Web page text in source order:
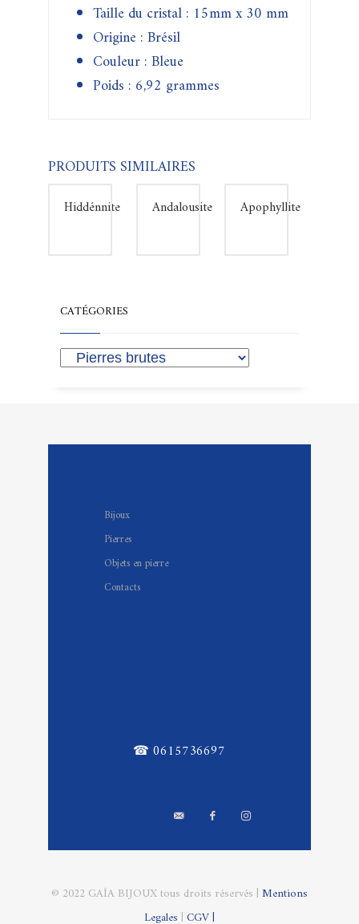
Taille du cristal : 15mm x 30 mm
Origine : Brésil
Couleur : Bleue
Poids : 6,92 grammes
PRODUITS SIMILAIRES
Hiddénnite Andalousite Apophyllite
CATÉGORIES
Bijoux
Pierres
Objets en pierre
Contacts
☎ 0615736697
© 2022 GAÎA BIJOUX tous droits réservés | Mentions
Legales | CGV |